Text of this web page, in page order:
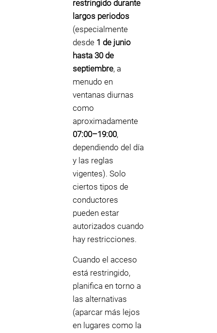
restringido durante
largos periodos
(especialmente
desde 1 de junio
hasta 30 de
septiembre, a
menudo en
ventanas diurnas
como
aproximadamente
07:00–19:00,
dependiendo del día
y las reglas
vigentes). Solo
ciertos tipos de
conductores
pueden estar
autorizados cuando
hay restricciones.
Cuando el acceso
está restringido,
planifica en torno a
las alternativas
(aparcar más lejos
en lugares como la